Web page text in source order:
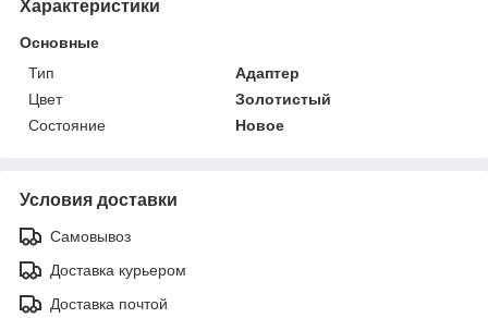
Характеристики
Основные
Тип
Адаптер
Цвет
Золотистый
Состояние
Новое
Условия доставки
Самовывоз
Доставка курьером
Доставка почтой